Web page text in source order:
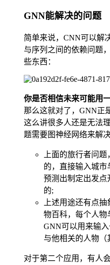
GNN能解决的问题
简单来说，CNN可以解
与序列之间的依赖问题
些东西：
你是否相信未来可能用
那么这就对了，GNN正
这么讲很多人还是无法
题需要图神经网络来解
上面的旅行者问
的，直接输入城
预测出制定出发点
的;
上述用途还有点
物百科，每个人物
GNN可以用来输
与他相关的人物（
对于第二个应用，有人